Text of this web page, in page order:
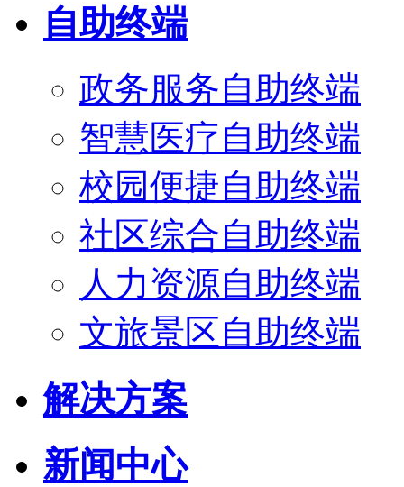
自助终端
政务服务自助终端
智慧医疗自助终端
校园便捷自助终端
社区综合自助终端
人力资源自助终端
文旅景区自助终端
解决方案
新闻中心